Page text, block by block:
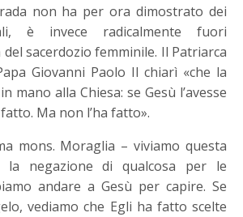
non ha per ora dimostrato dei
è invece radicalmente fuori
del sacerdozio femminile. Il Patriarca
Giovanni Paolo II chiarì «che la
mano alla Chiesa: se Gesù l’avesse
Ma non l’ha fatto».
mons. Moraglia – viviamo questa
la negazione di qualcosa per le
andare a Gesù per capire. Se
vediamo che Egli ha fatto scelte